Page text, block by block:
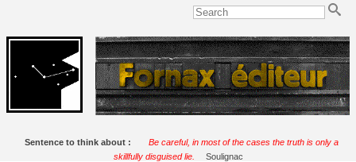
Sentence to think about :
Be careful, in most of the cases the truth is only a
skillfully disguised lie.
Soulignac